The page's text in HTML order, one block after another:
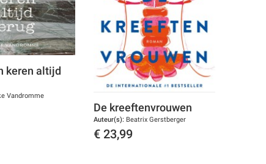
keren altijd
Vandromme
De kreeftenvrouwen
Auteur(s): Beatrix Gerstberger
€ 23,99